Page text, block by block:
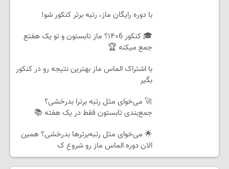
با دوره رایگان ماز، رتبه برتر کنکور شو!
🎓 کنکور ۱۴۰6؟ ماز تابستون و تو یک هفتع
جمع میکنه 🏆
با اشتراک الماس ماز بهترین نتیجه رو در کنکور
بگیر
🚀 می‌خوای مثل رتبه برترا بدرخشی؟
جمع‌بندی تابستون فقط در یک هفته 📚
🌟 می‌خوای مثل رتبه‌برترها بدرخشی؟ همین
الان دوره الماس ماز رو شروع ک